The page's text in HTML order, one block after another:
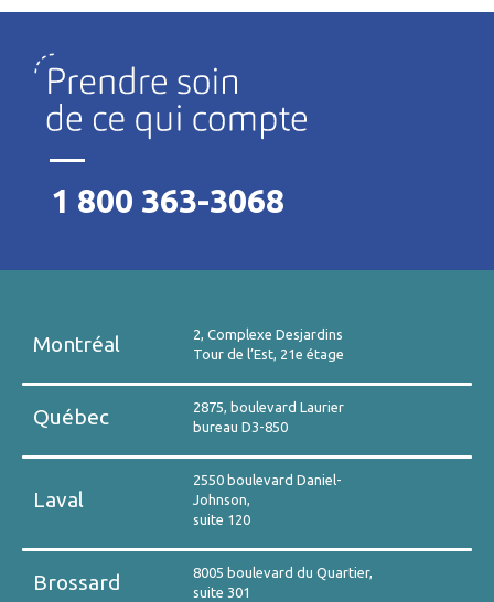
1 800 363-3068
Montréal
2, Complexe Desjardins
Tour de l’Est, 21e étage
Québec
2875, boulevard Laurier
bureau D3-850
Laval
2550 boulevard Daniel-
Johnson,
suite 120
Brossard
8005 boulevard du Quartier,
suite 301